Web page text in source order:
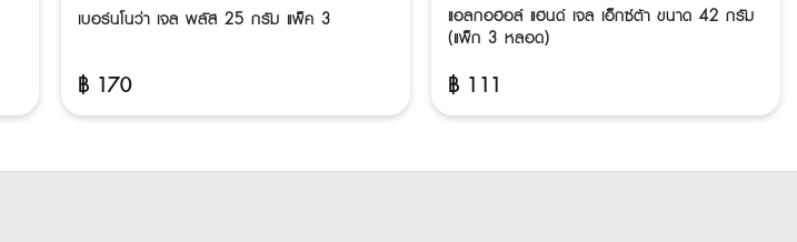
เบอร์นโนว่า เจล พลัส 25 กรัม แพ็ค 3
฿ 170
แอลกอฮอล์ แฮนด์ เจล เอ็กซ์ต้า ขนาด 42 กรัม
(แพ็ก 3 หลอด)
฿ 111